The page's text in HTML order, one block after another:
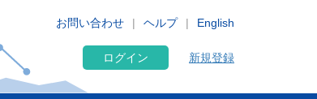
English
お問い合わせ ヘルプ
ログイン 新規登録